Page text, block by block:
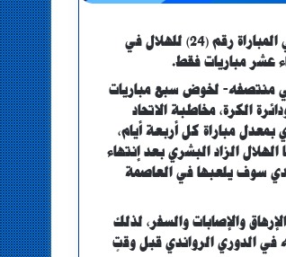
مباراة الهلال يوم الثلاثاء القادمة أمام نادي أماجاجو (Amagaju FC)، سوف تكون هي المباراة رقم (24) للهلال في
عشر مباريات فقط.
في منتصفه- لخوض سبع مباريات
الكرة، مخاطبة الاتحاد
مباراة كل أربعة أيام،
يمتلك لها الهلال الزاد البشري بعد إنتهاء
سوف يلعبها في العاصمة
والإصابات والسفر، لذلك
مبارياته في الدوري الرواندي قبل وقتٍ